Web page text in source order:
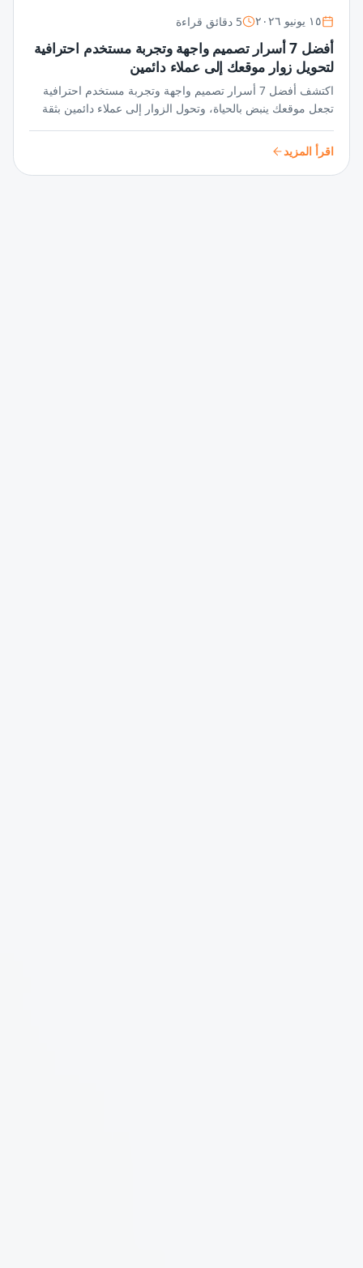
١٥ يونيو ٢٠٢٦ 5 دقائق قراءة
أفضل 7 أسرار تصميم واجهة وتجربة مستخدم احترافية
لتحويل زوار موقعك إلى عملاء دائمين
اكتشف أفضل 7 أسرار تصميم واجهة وتجربة مستخدم احترافية
تجعل موقعك ينبض بالحياة، وتحول الزوار إلى عملاء دائمين بثقة
اقرأ المزيد